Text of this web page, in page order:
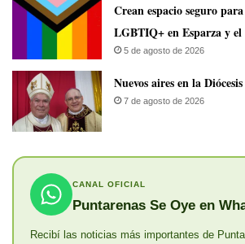
Crean espacio seguro
LGBTIQ+ en Esparza y
5 de agosto de 2026
​Nuevos aires en la
7 de agosto de 2026
CANAL OFICIAL
Puntarenas Se Oye en
Recibí las noticias más importantes de